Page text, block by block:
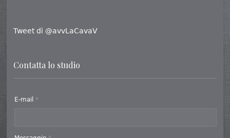
Tweet di @avvLaCavaV
Contatta lo studio
E-mail *